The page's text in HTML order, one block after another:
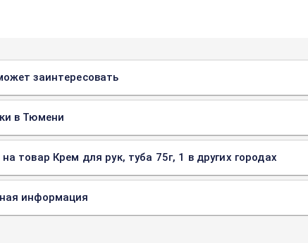
заинтересовать
в Тюмени
товар Крем для рук, туба 75г, 1 в других городах
информация